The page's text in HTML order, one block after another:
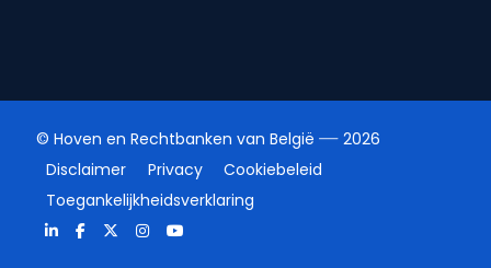
© Hoven en Rechtbanken van België
2026
Disclaimer
Privacy
Cookiebeleid
Toegankelijkheidsverklaring